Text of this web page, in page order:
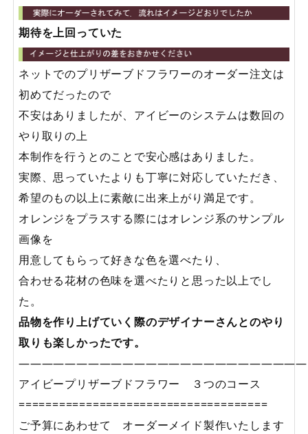
期待を上回っていた
ネットでのプリザーブドフラワーのオーダー注文は
初めてだったので
不安はありましたが、アイビーのシステムは数回の
やり取りの上
本制作を行うとのことで安心感はありました。
実際、思っていたよりも丁寧に対応していただき、
希望のもの以上に素敵に出来上がり満足です。
オレンジをプラスする際にはオレンジ系のサンプル
画像を
用意してもらって好きな色を選べたり、
合わせる花材の色味を選べたりと思った以上でし
た。
品物を作り上げていく際のデザイナーさんとのやり
取りも楽しかったです。
—————————————————————————
アイビープリザーブドフラワー ３つのコース
=====================================
ご予算にあわせて オーダーメイド製作いたします